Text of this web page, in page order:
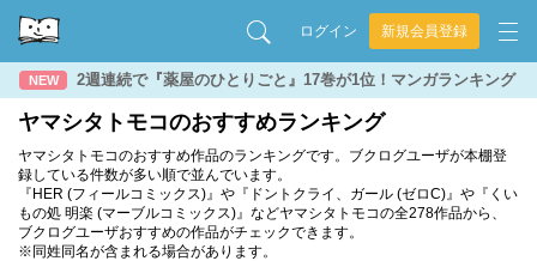
ログイン 新規会員登録
NEW 2週連続で『薬屋のひとりごと』17巻が1位！マンガランキング
ヤマシタトモコのおすすめランキング
ヤマシタトモコのおすすめ作品のランキングです。ブクログユーザが本棚登
録している件数が多い順で並んでいます。
『HER (フィールコミックス)』や『ドントクライ、ガール (ゼロC)』や『くい
もの処 明楽 (マーブルコミックス)』などヤマシタトモコの全278作品から、
ブクログユーザおすすめの作品がチェックできます。
※同姓同名が含まれる場合があります。